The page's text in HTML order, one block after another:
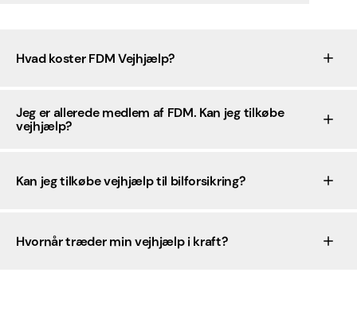
Hvad koster FDM Vejhjælp?
Jeg er allerede medlem af FDM. Kan jeg tilkøbe
vejhjælp?
Kan jeg tilkøbe vejhjælp til bilforsikring?
Hvornår træder min vejhjælp i kraft?